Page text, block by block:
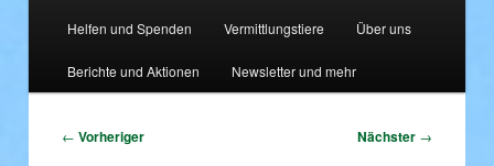
primären
Inhalt
springen
Helfen und Spenden Vermittlungstiere Über uns
Berichte und Aktionen Newsletter und mehr
Beitragsnavigation
← Vorheriger Nächster →